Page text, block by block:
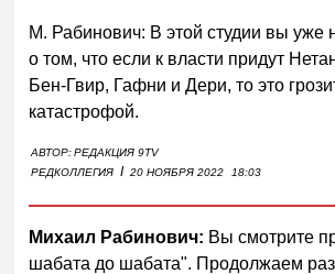
М. Рабинович: В этой студии вы уже
о том, что если к власти придут
Бен-Гвир, Гафни и Дери, то это
катастрофой.
АВТОР:РЕДАКЦИЯ 9TV
РЕДКОЛЛЕГИЯ I 20 НОЯБРЯ 2022 18:03
Михаил Рабинович: Вы смотрите
шабата до шабата". Продолжаем